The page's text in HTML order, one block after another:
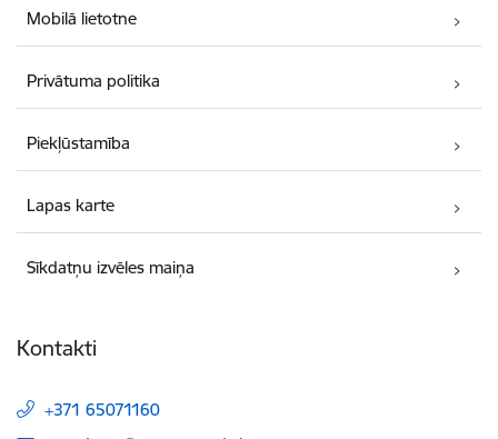
Mobilā lietotne
Privātuma politika
Piekļūstamība
Lapas karte
Sīkdatņu izvēles maiņa
Kontakti
+371 65071160